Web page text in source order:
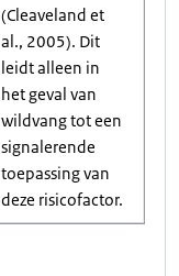
(Cleaveland et
al., 2005). Dit
leidt alleen in
het geval van
wildvang tot een
signalerende
toepassing van
deze risicofactor.